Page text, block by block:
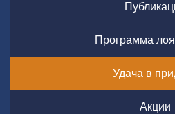
Программа
Удача в
Акции